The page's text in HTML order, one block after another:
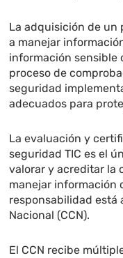
La adquisición de un
a manejar
información sensible
proceso de
seguridad
adecuados para
La evaluación y
seguridad TIC es el
valorar y acreditar la
manejar información
responsabilidad está
Nacional (CCN).
El CCN recibe